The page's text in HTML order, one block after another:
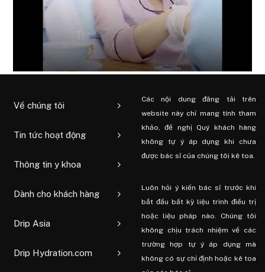
Về chúng tôi
Tin tức hoạt động
Thông tin y khoa
Dành cho khách hàng
Drip Asia
Drip Hydration.com
Các nội dung đăng tải trên
website này chỉ mang tính tham
khảo, đề nghị Quý khách hàng
không tự ý áp dụng khi chưa
được bác sĩ của chúng tôi kê toa.
Luôn hỏi ý kiến ​​bác sĩ trước khi
bắt đầu bất kỳ liệu trình điều trị
hoặc liệu pháp nào. Chúng tôi
không chịu trách nhiệm về các
trường hợp tự ý áp dụng mà
không có sự chỉ định hoặc kê toa